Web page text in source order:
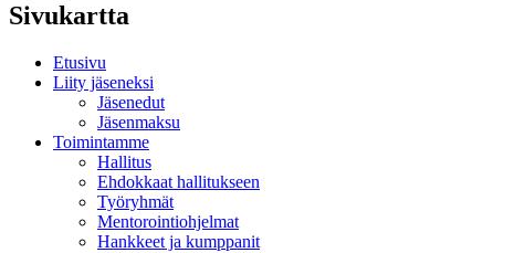
Sivukartta
Etusivu
Liity jäseneksi
Jäsenedut
Jäsenmaksu
Toimintamme
Hallitus
Ehdokkaat hallitukseen
Työryhmät
Mentorointi­ohjelmat
Hankkeet ja kumppanit